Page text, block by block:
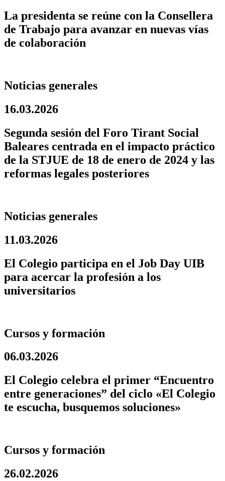
La presidenta se reúne con la Consellera
de Trabajo para avanzar en nuevas vías
de colaboración
Noticias generales
16.03.2026
Segunda sesión del Foro Tirant Social
Baleares centrada en el impacto práctico
de la STJUE de 18 de enero de 2024 y las
reformas legales posteriores
Noticias generales
11.03.2026
El Colegio participa en el Job Day UIB
para acercar la profesión a los
universitarios
Cursos y formación
06.03.2026
El Colegio celebra el primer “Encuentro
entre generaciones” del ciclo «El Colegio
te escucha, busquemos soluciones»
Cursos y formación
26.02.2026